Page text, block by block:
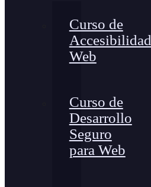
Curso de
Accesibilidad
Web
Curso de
Desarrollo
Seguro
para Web